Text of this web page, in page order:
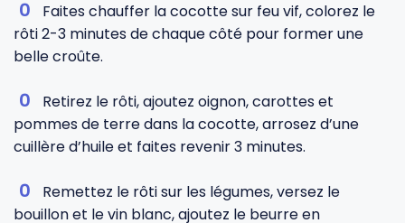
Faites chauffer la cocotte sur feu vif, colorez le
rôti 2-3 minutes de chaque côté pour former une
belle croûte.
Retirez le rôti, ajoutez oignon, carottes et
pommes de terre dans la cocotte, arrosez d’une
cuillère d’huile et faites revenir 3 minutes.
Remettez le rôti sur les légumes, versez le
bouillon et le vin blanc, ajoutez le beurre en